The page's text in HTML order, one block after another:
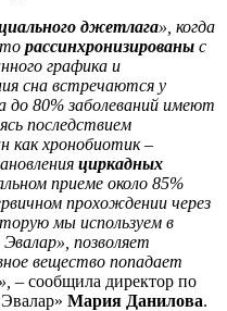
джетлага», когда
рассинхронизированы с
графика и
сна встречаются у
до 80% заболеваний имеют
последствием
как хронобиотик –
циркадных
приеме около 85%
прохождении через
мы используем в
позволяет
вещество попадает
– сообщила директор по
Мария Данилова.